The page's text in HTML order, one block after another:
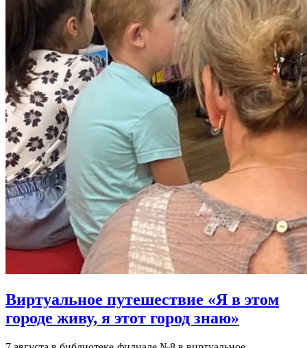
Виртуальное путешествие «Я в этом
городе живу, я этот город знаю»